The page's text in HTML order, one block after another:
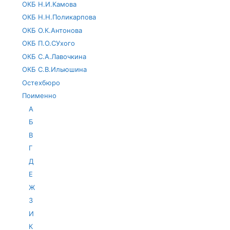
ОКБ Н.И.Камова
ОКБ Н.Н.Поликарпова
ОКБ О.К.Антонова
ОКБ П.О.СУхого
ОКБ С.А.Лавочкина
ОКБ С.В.Ильюшина
Остехбюро
Поименно
А
Б
В
Г
Д
Е
Ж
З
И
К